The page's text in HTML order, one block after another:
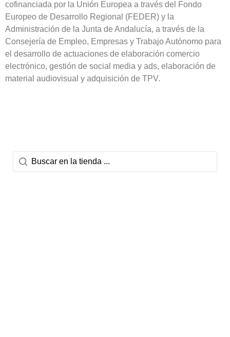
cofinanciada por la Unión Europea a través del Fondo
Europeo de Desarrollo Regional (FEDER) y la
Administración de la Junta de Andalucía, a través de la
Consejería de Empleo, Empresas y Trabajo Autónomo para
el desarrollo de actuaciones de elaboración comercio
electrónico, gestión de social media y ads, elaboración de
material audiovisual y adquisición de TPV.